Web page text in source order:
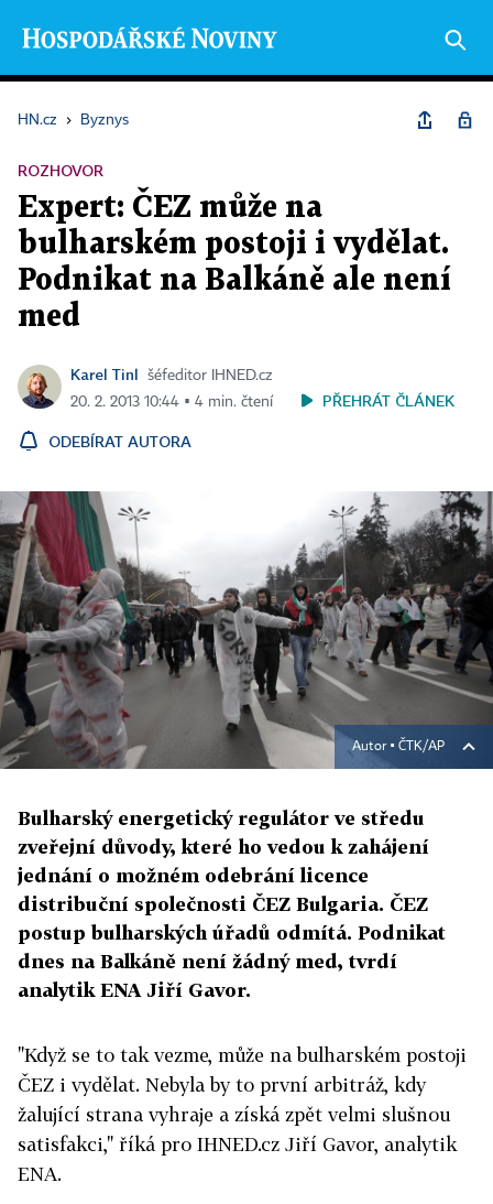
HN.cz › Byznys
ROZHOVOR
Expert: ČEZ může na
bulharském postoji i vydělat.
Podnikat na Balkáně ale není
med
Karel Tinl
šéfeditor IHNED.cz
20. 2. 2013 10:44 ▪ 4 min. čtení
PŘEHRÁT ČLÁNEK
ODEBÍRAT AUTORA
Autor ▪ ČTK/AP
Bulharský energetický regulátor ve středu
zveřejní důvody, které ho vedou k zahájení
jednání o možném odebrání licence
distribuční společnosti ČEZ Bulgaria. ČEZ
postup bulharských úřadů odmítá. Podnikat
dnes na Balkáně není žádný med, tvrdí
analytik ENA Jiří Gavor.
"Když se to tak vezme, může na bulharském postoji
ČEZ i vydělat. Nebyla by to první arbitráž, kdy
žalující strana vyhraje a získá zpět velmi slušnou
satisfakci," říká pro IHNED.cz Jiří Gavor, analytik
ENA.